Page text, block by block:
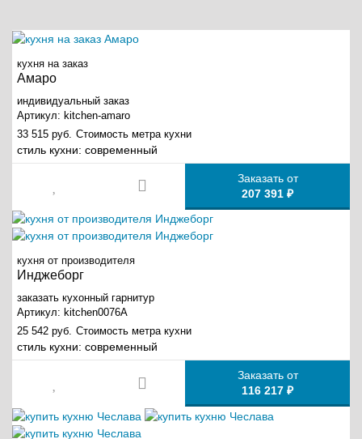
кухня на заказ
Амаро
индивидуальный заказ
Артикул: kitchen-amaro
33 515 руб. Стоимость метра кухни
стиль кухни: современный
Заказать от
207 391 ₽
кухня от производителя
Инджеборг
заказать кухонный гарнитур
Артикул: kitchen0076A
25 542 руб. Стоимость метра кухни
стиль кухни: современный
Заказать от
116 217 ₽